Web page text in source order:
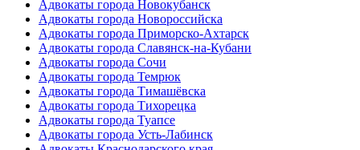
Адвокаты города Новокубанск
Адвокаты города Новороссийска
Адвокаты города Приморско-Ахтарск
Адвокаты города Славянск-на-Кубани
Адвокаты города Сочи
Адвокаты города Темрюк
Адвокаты города Тимашёвска
Адвокаты города Тихорецка
Адвокаты города Туапсе
Адвокаты города Усть-Лабинск